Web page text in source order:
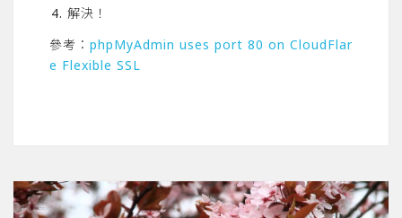
解決！
參考： phpMyAdmin uses port 80 on CloudFlar
e Flexible SSL